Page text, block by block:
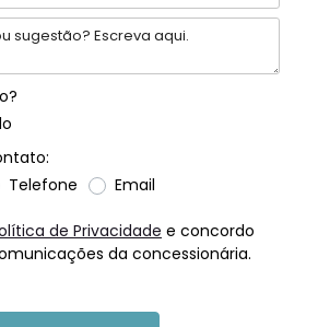
Telefone Email
de Privacidade e concordo
da concessionária.